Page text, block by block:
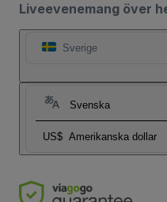
Liveevenemang över
Sverige
Svenska
US$ Amerikanska dollar